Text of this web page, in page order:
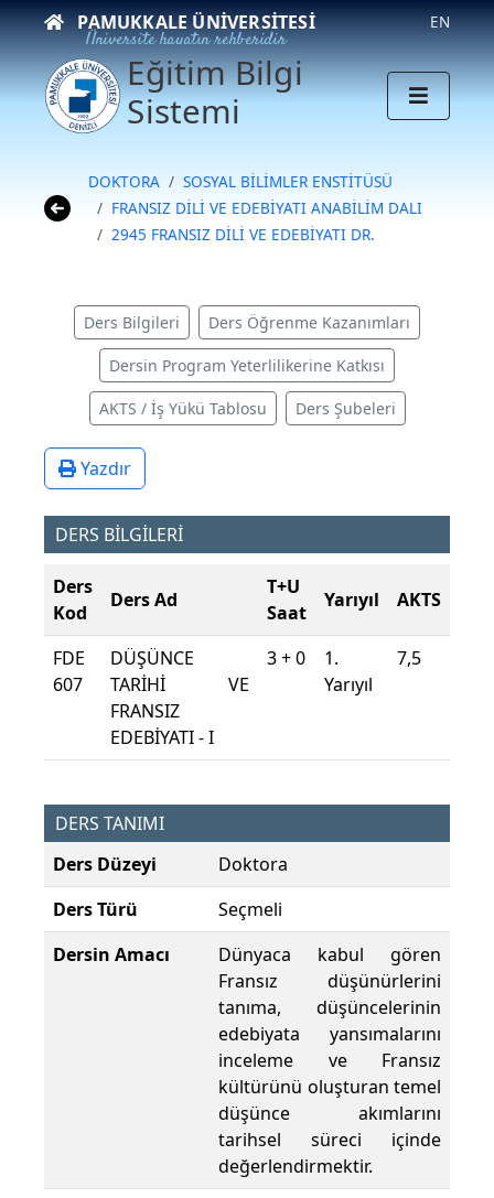
PAMUKKALE ÜNIVERSITESI
Üniversite hayatın rehberidir
EN
Eğitim Bilgi
Sistemi
DOKTORA
SOSYAL BİLİMLER ENSTİTÜSÜ
FRANSIZ DİLİ VE EDEBİYATI ANABİLİM DALI
2945 FRANSIZ DİLİ VE EDEBİYATI DR.
Ders Bilgileri Ders Öğrenme Kazanımları
Dersin Program Yeterlilikerine Katkısı
AKTS / İş Yükü Tablosu Ders Şubeleri
Yazdır
DERS BİLGİLERİ
Ders
Kod
Ders Ad
T+U
Saat
Yarıyıl AKTS
FDE
607
DÜŞÜNCE
TARİHİ VE
FRANSIZ
EDEBİYATI - I
3 + 0
1.
Yarıyıl
7,5
DERS TANIMI
Ders Düzeyi
Doktora
Ders Türü
Seçmeli
Dersin Amacı
Dünyaca kabul gören
Fransız düşünürlerini
tanıma, düşüncelerinin
edebiyata yansımalarını
inceleme ve Fransız
kültürünü oluşturan temel
düşünce akımlarını
tarihsel süreci içinde
değerlendirmektir.